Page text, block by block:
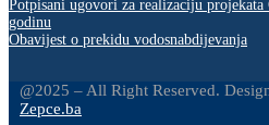
Potpisani ugovori za realizaciju projekata
godinu
Obavijest o prekidu vodosnabdijevanja
@2025 – All Right Reserved.
Zepce.ba